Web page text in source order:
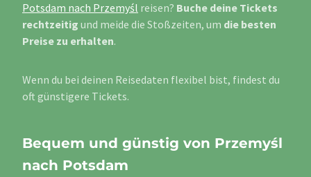
Potsdam nach Przemyśl reisen? Buche deine Tickets
rechtzeitig und meide die Stoßzeiten, um die besten
Preise zu erhalten.
Wenn du bei deinen Reisedaten flexibel bist, findest du
oft günstigere Tickets.
Bequem und günstig von Przemyśl
nach Potsdam